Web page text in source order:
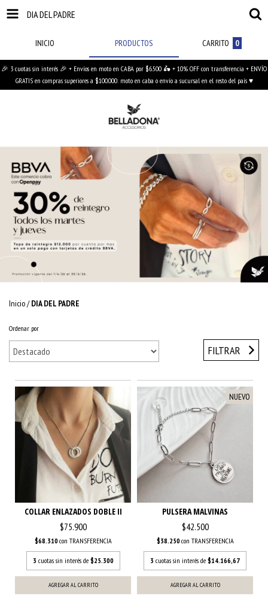
DIA DEL PADRE
INICIO PRODUCTOS CARRITO 0
🎉 3 cuotas sin interés 🎉 + Envíos en moto en CABA por $6.500 🛵 + 10% OFF con transferencia + ENVÍO
GRATIS en compras superiores a $100.000: moto en caba o envío a sucursal en el resto del país ♥
Inicio/ DIA DEL PADRE
Ordenar por
FILTRAR
COLLAR ENLAZADOS DOBLE II
$75.900
$68.310con TRANSFERENCIA
3 cuotas sin interés de $25.300
AGREGAR AL CARRITO
NUEVO
PULSERA MALVINAS
$42.500
$38.250con TRANSFERENCIA
3 cuotas sin interés de $14.166,67
AGREGAR AL CARRITO